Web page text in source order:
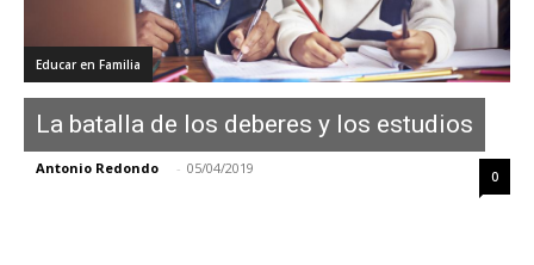
Educar en Familia
La batalla de los deberes y los estudios
Antonio Redondo - 05/04/2019 0